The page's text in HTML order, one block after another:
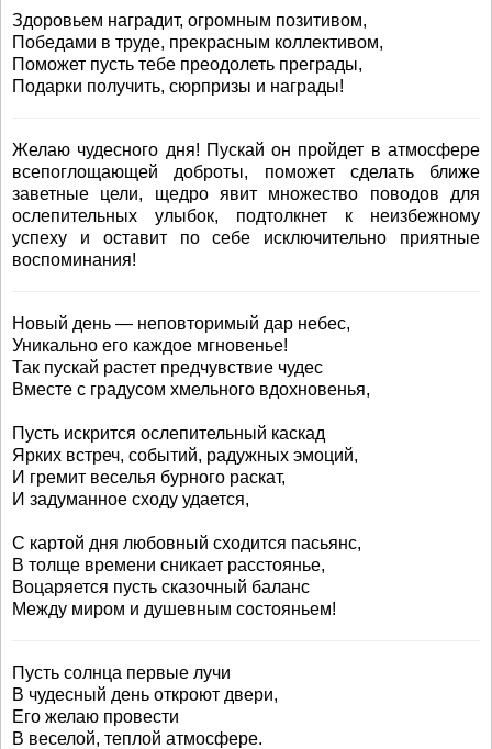
Здоровьем наградит, огромным позитивом,
Победами в труде, прекрасным коллективом,
Поможет пусть тебе преодолеть преграды,
Подарки получить, сюрпризы и награды!
Желаю чудесного дня! Пускай он пройдет в атмосфере
всепоглощающей доброты, поможет сделать ближе
заветные цели, щедро явит множество поводов для
ослепительных улыбок, подтолкнет к неизбежному
успеху и оставит по себе исключительно приятные
воспоминания!
Новый день — неповторимый дар небес,
Уникально его каждое мгновенье!
Так пускай растет предчувствие чудес
Вместе с градусом хмельного вдохновенья,
Пусть искрится ослепительный каскад
Ярких встреч, событий, радужных эмоций,
И гремит веселья бурного раскат,
И задуманное сходу удается,
С картой дня любовный сходится пасьянс,
В толще времени сникает расстоянье,
Воцаряется пусть сказочный баланс
Между миром и душевным состояньем!
Пусть солнца первые лучи
В чудесный день откроют двери,
Его желаю провести
В веселой, теплой атмосфере.